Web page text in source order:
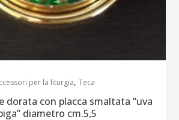
per la liturgia, Teca
dorata con placca smaltata “uva
diametro cm.5,5